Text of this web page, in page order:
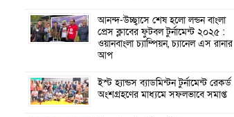
আনন্দ-উচ্ছ্বাসে শেষ হলো লন্ডন বাংলা
প্রেস ক্লাবের ফুটবল টুর্নামেন্ট ২০২৫ :
ওয়ানবাংলা চ্যাম্পিয়ন, চ্যানেল এস রানার
আপ
ইস্ট হ্যান্ডস ব্যাডমিন্টন টুর্নামেন্ট রেকর্ড
অংশগ্রহণের মাধ্যমে সফলভাবে সমাপ্ত